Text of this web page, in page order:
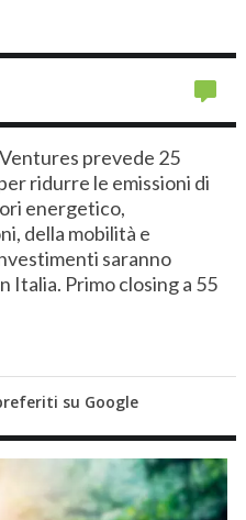
prevede 25
ridurre le emissioni di
energetico,
della mobilità e
saranno
Italia. Primo closing a 55
su Google